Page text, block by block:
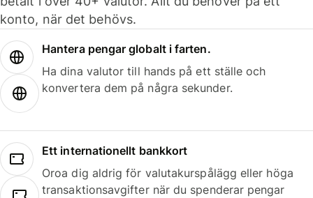
konto, när det behövs.
Hantera pengar globalt i farten.
Ha dina valutor till hands på ett ställe och
konvertera dem på några sekunder.
Ett internationellt bankkort
Oroa dig aldrig för valutakurspålägg eller höga
transaktionsavgifter när du spenderar pengar